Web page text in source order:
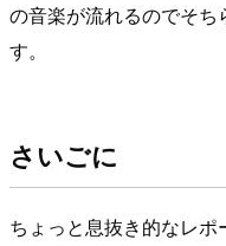
の音楽が流れるのでそち
す。
さいごに
ちょっと息抜き的なレ